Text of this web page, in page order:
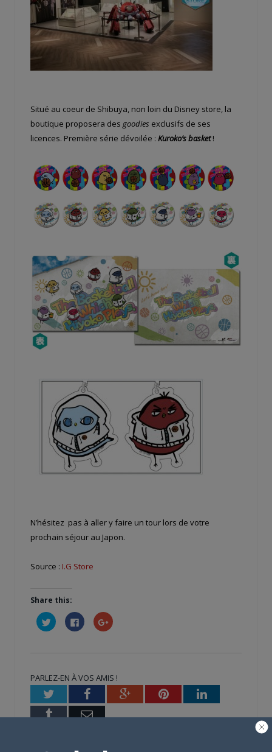
Situé au coeur de Shibuya, non loin du Disney store, la
boutique proposera des goodies exclusifs de ses
licences. Première série dévoilée : Kuroko’s basket!
N’hésitez pas à aller y faire un tour lors de votre
prochain séjour au Japon.
Source : I.G Store
Share this:
Cliquez
pour
partager
fenêtre)
Cliquez
pour
partager
fenêtre)
Cliquez
pour
nouvelle
fenêtre)
PARLEZ-EN À VOS AMIS !
TwitterFacebookGoogle+PinterestLinkedIn
Tumblr Email